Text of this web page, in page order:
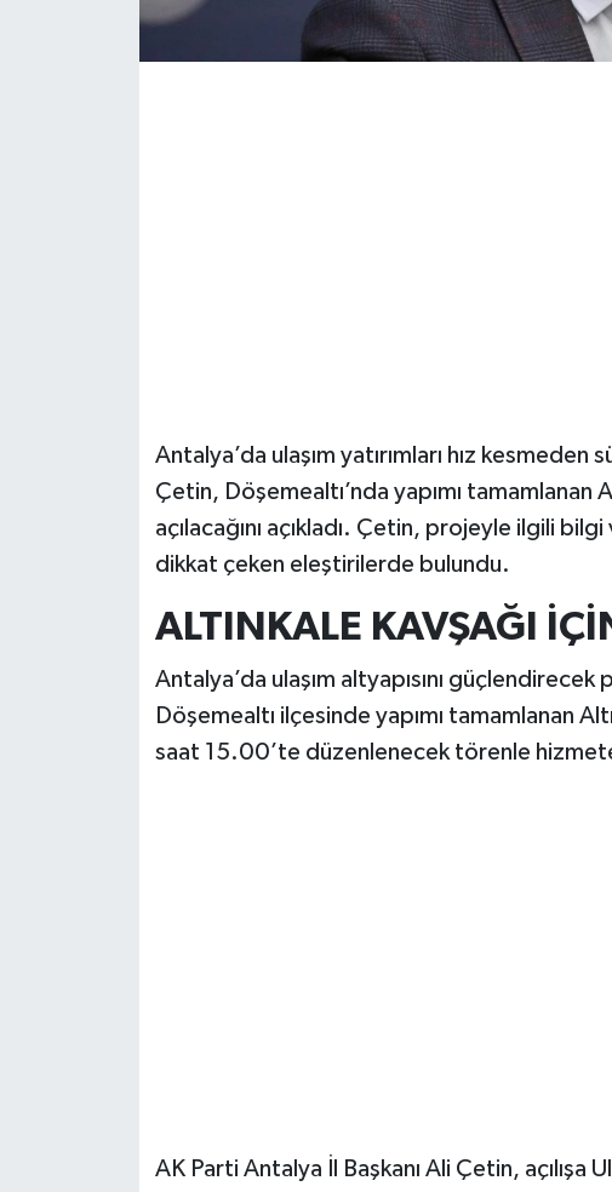
Antalya’da ulaşım yatırımları hız
Çetin, Döşemealtı’nda yapımı tamamlanan
açılacağını açıkladı. Çetin, projeyle ilgili
dikkat çeken eleştirilerde bulundu.
ALTINKALE KAVŞAĞI
Antalya’da ulaşım altyapısını
Döşemealtı ilçesinde yapımı tamamlanan
saat 15.00’te düzenlenecek törenle
AK Parti Antalya İl Başkanı Ali Çetin, açılışa
Sivil Toplum